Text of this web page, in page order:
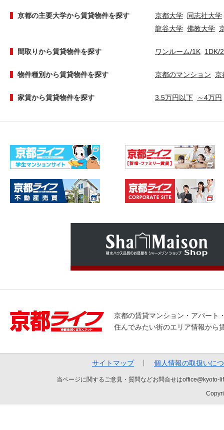
京都の主要大学から賃貸物件を探す 京都大学 同志社大学
龍谷大学 佛教大学
間取りから賃貸物件を探す ワンルーム/1K 1DK/
物件種別から賃貸物件を探す 京都のマンション 京
家賃から賃貸物件を探す 3.5万円以下 ～4万円
京都の賃貸マンション・アパート
住んでみたい街のエリア情報から
サイトマップ 個人情報の取扱いに
当ページに関するご意見・質問などお問合せは